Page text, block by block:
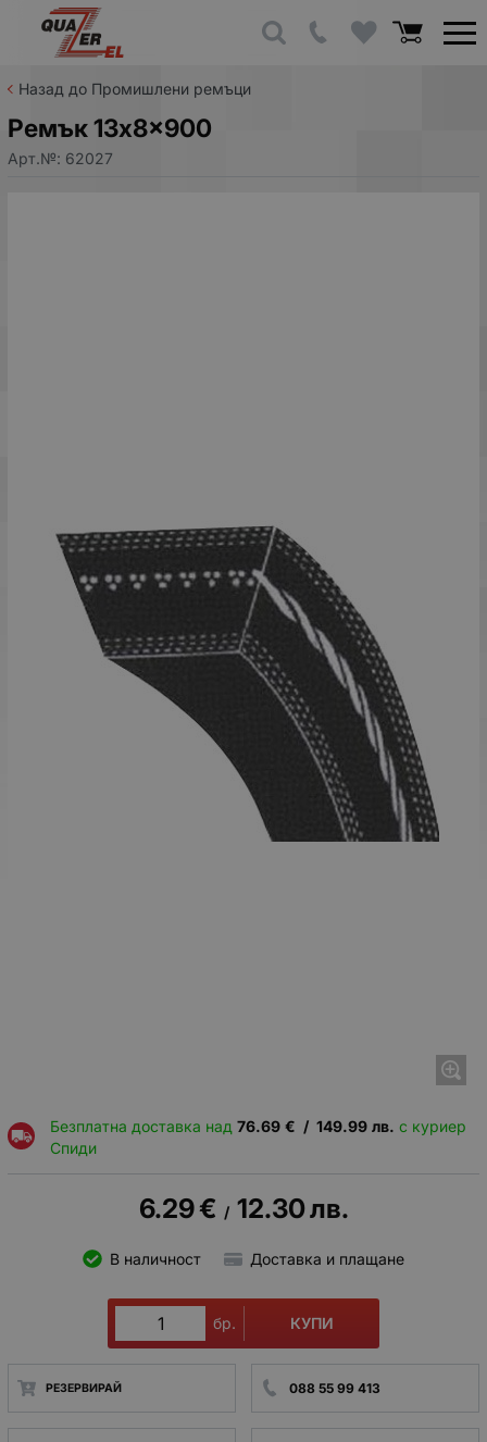
Назад до Промишлени ремъци
Ремък 13x8x900
Арт.№: 62027
Безплатна доставка над 76.69 € / 149.99 лв. с куриер
Спиди
6.29€ / 12.30лв.
В наличност Доставка и плащане
бр. КУПИ
РЕЗЕРВИРАЙ 088 55 99 413